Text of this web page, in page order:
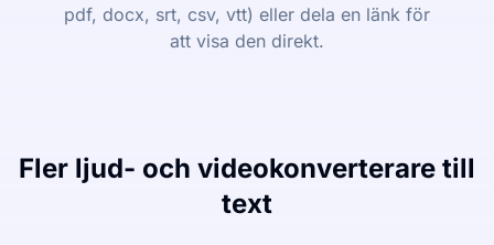
pdf, docx, srt, csv, vtt) eller dela en länk för
att visa den direkt.
Fler ljud- och videokonverterare till
text